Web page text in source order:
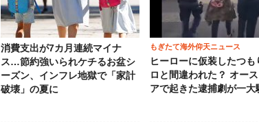
消費支出が7カ月連続マイナ
ス…節約強いられケチるお盆シ
ーズン、インフレ地獄で「家計
破壊」の夏に
もぎたて海外仰天ニュース
ヒーローに仮装したつも
ロと間違われた？ オー
アで起きた逮捕劇が一大